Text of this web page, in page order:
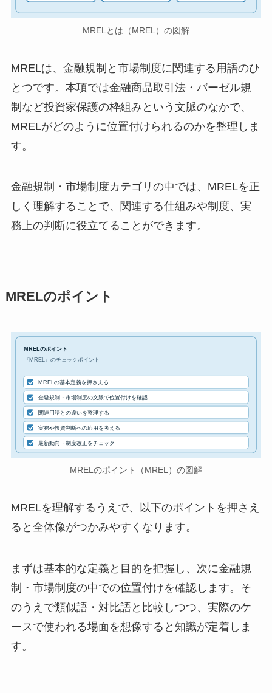
MRELとは（MREL）の図解
MRELは、金融規制と市場制度に関連する用語のひ
とつです。本項では金融商品取引法・バーゼル規
制など投資家保護の枠組みという文脈のなかで、
MRELがどのように位置付けられるのかを整理しま
す。
金融規制・市場制度カテゴリの中では、MRELを正
しく理解することで、関連する仕組みや制度、実
務上の判断に役立てることができます。
MRELのポイント
MRELのポイント
『MREL』のチェックポイント
MRELの基本定義を押さえる
金融規制・市場制度の文脈で位置付けを確認
関連用語との違いを整理する
実務や投資判断への応用を考える
最新動向・制度改正をチェック
MRELのポイント（MREL）の図解
MRELを理解するうえで、以下のポイントを押さえ
ると全体像がつかみやすくなります。
まずは基本的な定義と目的を把握し、次に金融規
制・市場制度の中での位置付けを確認します。そ
のうえで類似語・対比語と比較しつつ、実際のケ
ースで使われる場面を想像すると知識が定着しま
す。